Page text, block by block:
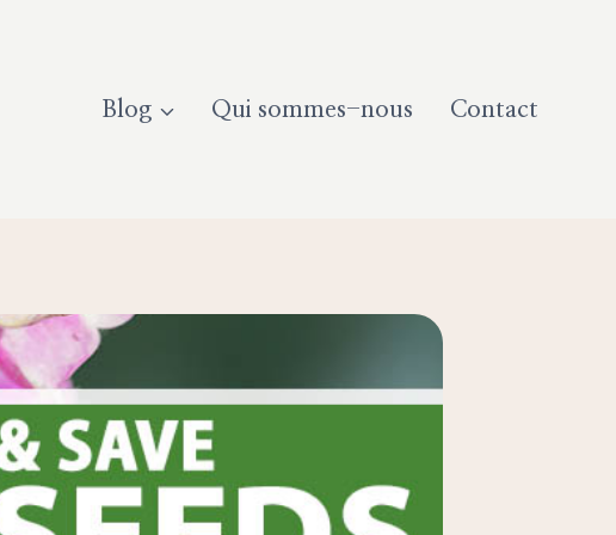
Blog
Qui sommes-nous Contact